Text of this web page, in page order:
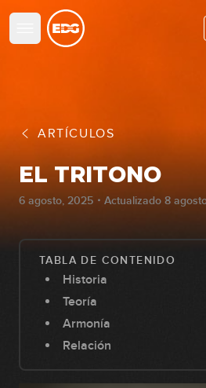
ARTÍCULOS
EL TRITONO
6 agosto, 2025・Actualizado 8
TABLA DE CONTENIDO
Historia
Teoría
Armonía
Relación